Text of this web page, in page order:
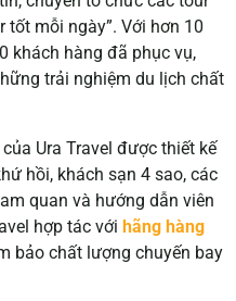
tốt mỗi ngày”. Với hơn 10
khách hàng đã phục vụ,
trải nghiệm du lịch chất
Ura Travel được thiết kế
hồi, khách sạn 4 sao, các
quan và hướng dẫn viên
hợp tác vớihãng hàng
bảo chất lượng chuyến bay